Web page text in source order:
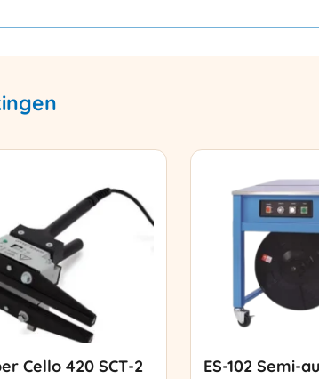
Cello 420 SCT-2
ES-102 Semi-